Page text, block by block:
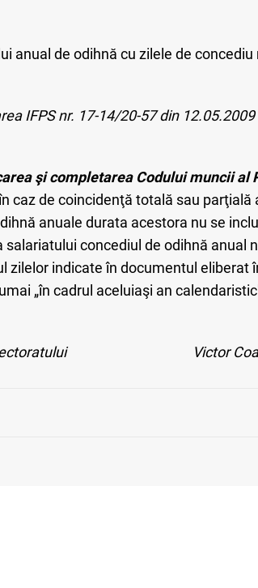
anual de odihnă cu zilele de
IFPS nr. 17-14/20-57 din 12.05.2009
şi completarea Codului muncii al
caz de coincidenţă totală sau parţială
anuale durata acestora nu se
concediul de odihnă anual
zilelor indicate în documentul eliberat
„în cadrul aceluiaşi an
Victor